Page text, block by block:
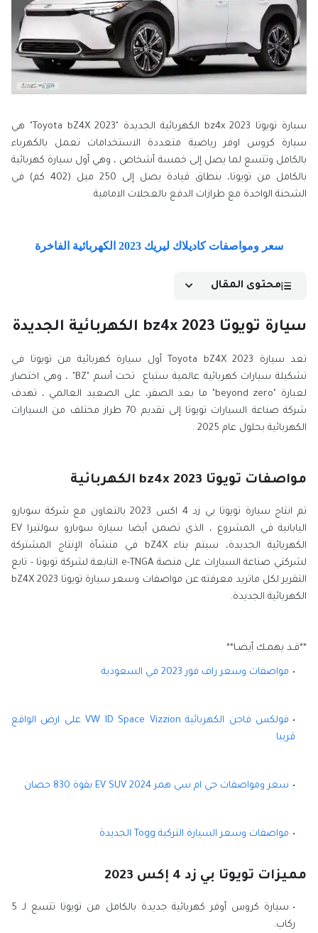
سيارة تويوتا bz4x 2023 الكهربائية الجديدة "Toyota bZ4X 2023" هي
سيارة كروس اوفر رياضية متعددة الاستخدامات تعمل بالكهرباء
بالكامل وتتسع لما يصل إلى خمسة أشخاص ، وهي أول سيارة كهربائية
بالكامل من تويوتا، بنطاق قيادة يصل إلى 250 ميل (402 كم) في
الشحنة الواحدة مع طرازات الدفع بالعجلات الامامية.
سعر ومواصفات كاديلاك ليريك 2023 الكهربائية الفاخرة
محتوى المقال
سيارة تويوتا bz4x 2023 الكهربائية الجديدة
تعد سيارة Toyota bZ4X 2023 أول سيارة كهربائية من تويوتا في
تشكيلة سيارات كهربائية عالمية ستباع تحت أسم "BZ" ، وهي اختصار
لعبارة "beyond zero" ما بعد الصفر، على الصعيد العالمي ، تهدف
شركة صناعة السيارات تويوتا إلى تقديم 70 طراز مختلف من السيارات
الكهربائية بحلول عام 2025 .
مواصفات تويوتا bz4x 2023 الكهربائية
تم انتاج سيارة تويوتا بي زد 4 اكس 2023 بالتعاون مع شركة سوبارو
اليابانية في المشروع ، الذي تضمن أيضا سيارة سوبارو سولتيرا EV
الكهربائية الجديدة، سيتم بناء bZ4X في منشأة الإنتاج المشتركة
لشركتي صناعة السيارات على منصة e-TNGA التابعة لشركة تويوتا - تابع
التقرير لكل ماتريد معرفته عن مواصفات وسعر سيارة تويوتا bZ4X 2023
الكهربائية الجديدة.
**قـد يهمـك أيضـا**
مواصفات وسعر راف فور 2023 في السعودية
فولكس فاجن الكهربائية VW ID Space Vizzion على ارض الواقع
قريبا
سعر ومواصفات جي ام سي همر 2024 EV SUV بقوة 830 حصان
مواصفات وسعر السيارة التركية Togg الجديدة
مميزات تويوتا بي زد 4 إكس 2023
سيارة كروس أوفر كهربائية جديدة بالكامل من تويوتا تتسع لـ 5
ركاب.